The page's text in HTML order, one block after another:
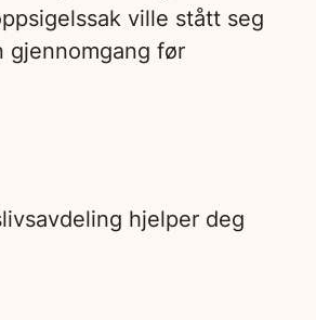
ville stått seg
gjennomgang før
hjelper deg